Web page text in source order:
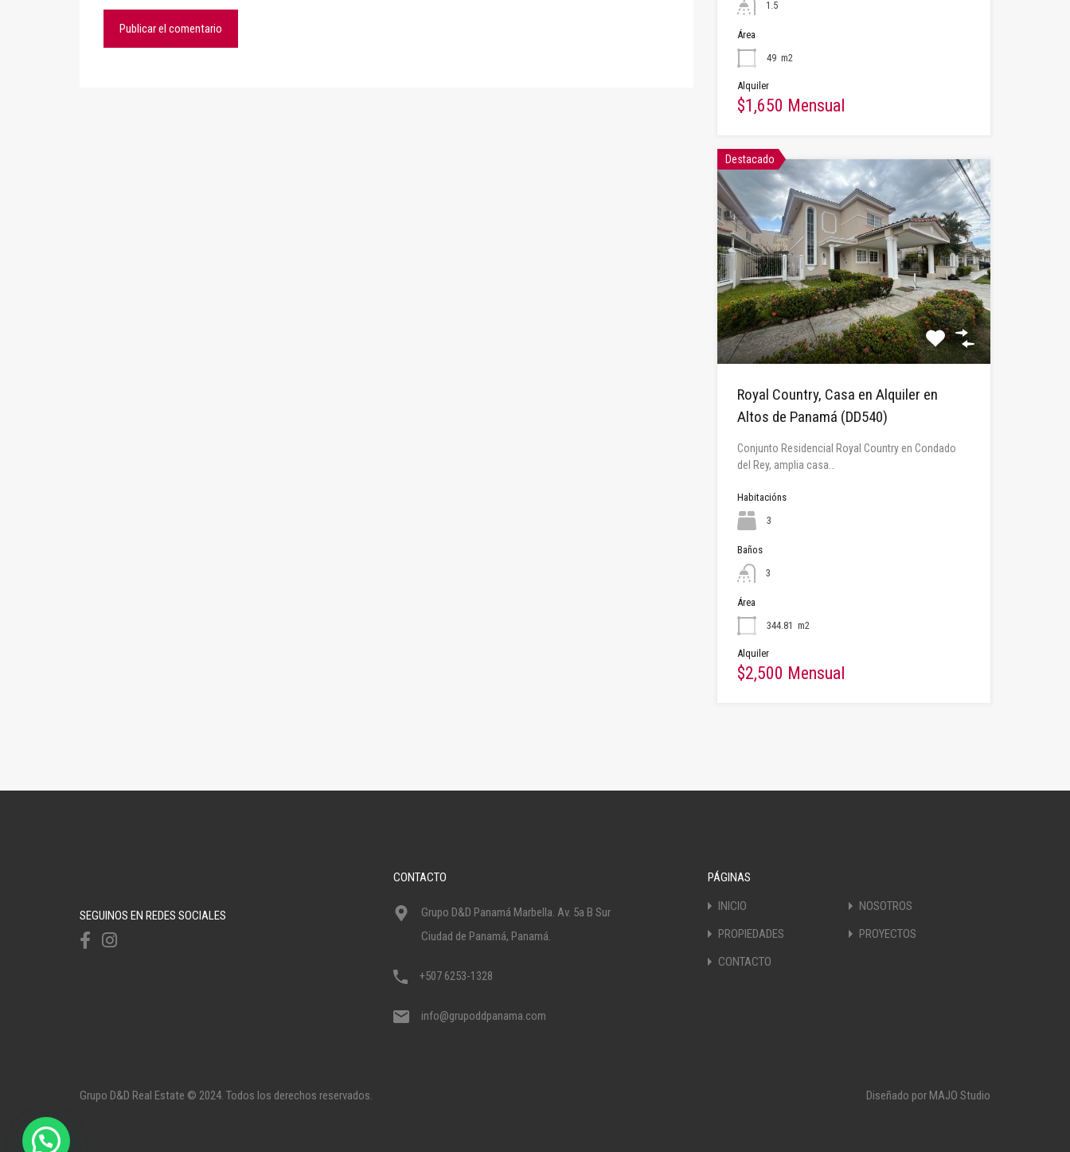
1.5
Área
49 m2
Alquiler
$1,650 Mensual
Destacado
Royal Country, Casa en Alquiler en
Altos de Panamá (DD540)
Conjunto Residencial Royal Country en Condado
del Rey, amplia casa…
Habitacións
3
Baños
3
Área
344.81 m2
Alquiler
$2,500 Mensual
SEGUINOS EN REDES SOCIALES
CONTACTO
Grupo D&D Panamá Marbella. Av. 5a B Sur
Ciudad de Panamá, Panamá.
+507 6253-1328
info@grupoddpanama.com
PÁGINAS
INICIO
NOSOTROS
PROPIEDADES
PROYECTOS
CONTACTO
Grupo D&D Real Estate © 2024. Todos los derechos reservados. Diseñado por MAJO Studio